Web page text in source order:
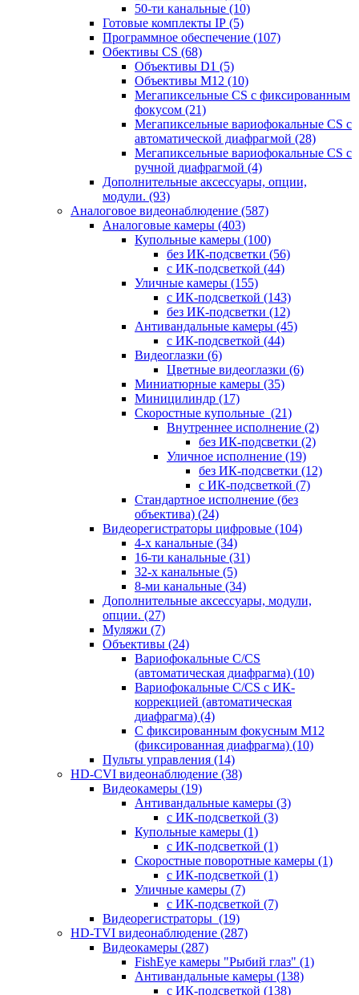
50-ти канальные (10)
Готовые комплекты IP (5)
Программное обеспечение (107)
Обективы CS (68)
Объективы D1 (5)
Объективы M12 (10)
Мегапиксельные CS c фиксированным
фокусом (21)
Мегапиксельные вариофокальные CS c
автоматической диафрагмой (28)
Мегапиксельные вариофокальные CS c
ручной диафрагмой (4)
Дополнительные аксессуары, опции,
модули. (93)
Аналоговое видеонаблюдение (587)
Аналоговые камеры (403)
Купольные камеры (100)
без ИК-подсветки (56)
с ИК-подсветкой (44)
Уличные камеры (155)
с ИК-подсветкой (143)
без ИК-подсветки (12)
Антивандальные камеры (45)
с ИК-подсветкой (44)
Видеоглазки (6)
Цветные видеоглазки (6)
Миниатюрные камеры (35)
Миницилиндр (17)
Скоростные купольные (21)
Внутреннее исполнение (2)
без ИК-подсветки (2)
Уличное исполнение (19)
без ИК-подсветки (12)
с ИК-подсветкой (7)
Стандартное исполнение (без
объектива) (24)
Видеорегистраторы цифровые (104)
4-х канальные (34)
16-ти канальные (31)
32-х канальные (5)
8-ми канальные (34)
Дополнительные аксессуары, модули,
опции. (27)
Муляжи (7)
Объективы (24)
Вариофокальные C/CS
(автоматическая диафрагма) (10)
Вариофокальные C/CS с ИК-
коррекцией (автоматическая
диафрагма) (4)
С фиксированным фокусным М12
(фиксированная диафрагма) (10)
Пульты управления (14)
HD-CVI видеонаблюдение (38)
Видеокамеры (19)
Антивандальные камеры (3)
с ИК-подсветкой (3)
Купольные камеры (1)
с ИК-подсветкой (1)
Скоростные поворотные камеры (1)
с ИК-подсветкой (1)
Уличные камеры (7)
с ИК-подсветкой (7)
Видеорегистраторы (19)
HD-TVI видеонаблюдение (287)
Видеокамеры (287)
FishEye камеры "Рыбий глаз" (1)
Антивандальные камеры (138)
с ИК-подсветкой (138)